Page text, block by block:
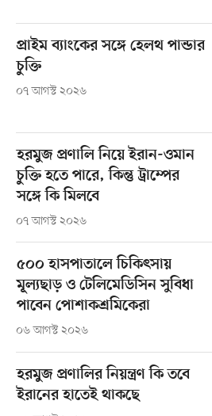
প্রাইম ব্যাংকের সঙ্গে হেলথ পান্ডার
চুক্তি
০৭ আগস্ট ২০২৬
হরমুজ প্রণালি নিয়ে ইরান-ওমান
চুক্তি হতে পারে, কিন্তু ট্রাম্পের
সঙ্গে কি মিলবে
০৭ আগস্ট ২০২৬
৫০০ হাসপাতালে চিকিৎসায়
মূল্যছাড় ও টেলিমেডিসিন সুবিধা
পাবেন পোশাকশ্রমিকেরা
০৬ আগস্ট ২০২৬
হরমুজ প্রণালির নিয়ন্ত্রণ কি তবে
ইরানের হাতেই থাকছে